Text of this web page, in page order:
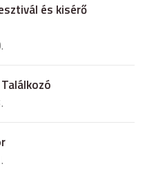
és kisérő